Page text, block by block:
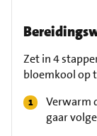
Zet in 4
bloemkool op
Verwarm
gaar